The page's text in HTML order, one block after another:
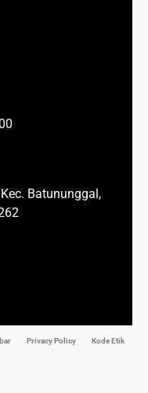
Batununggal,
Privacy Policy Kode Etik